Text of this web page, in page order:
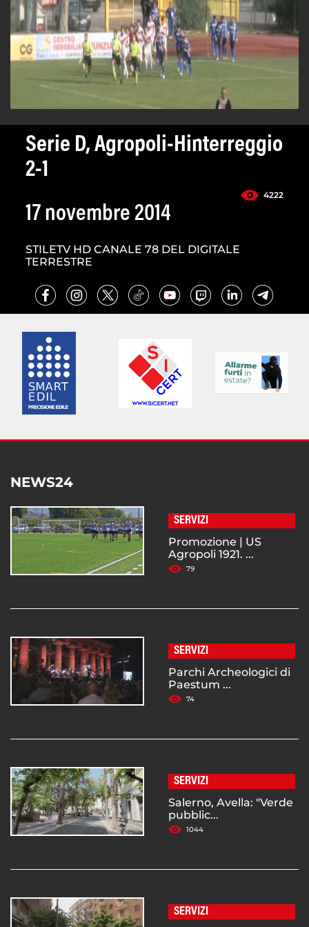
Serie D, Agropoli-Hinterreggio
2-1
4222
17 novembre 2014
STILETV HD CANALE 78 DEL DIGITALE
TERRESTRE
NEWS24
SERVIZI
Promozione | US
Agropoli 1921. ...
79
SERVIZI
Parchi Archeologici di
Paestum ...
74
SERVIZI
Salerno, Avella: "Verde
pubblic...
1044
SERVIZI